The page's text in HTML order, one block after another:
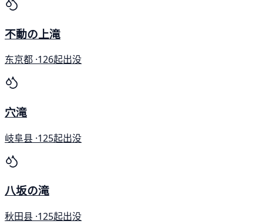
不動の上滝
东京都 ·126起出没
穴滝
岐阜县 ·125起出没
八坂の滝
秋田县 ·125起出没